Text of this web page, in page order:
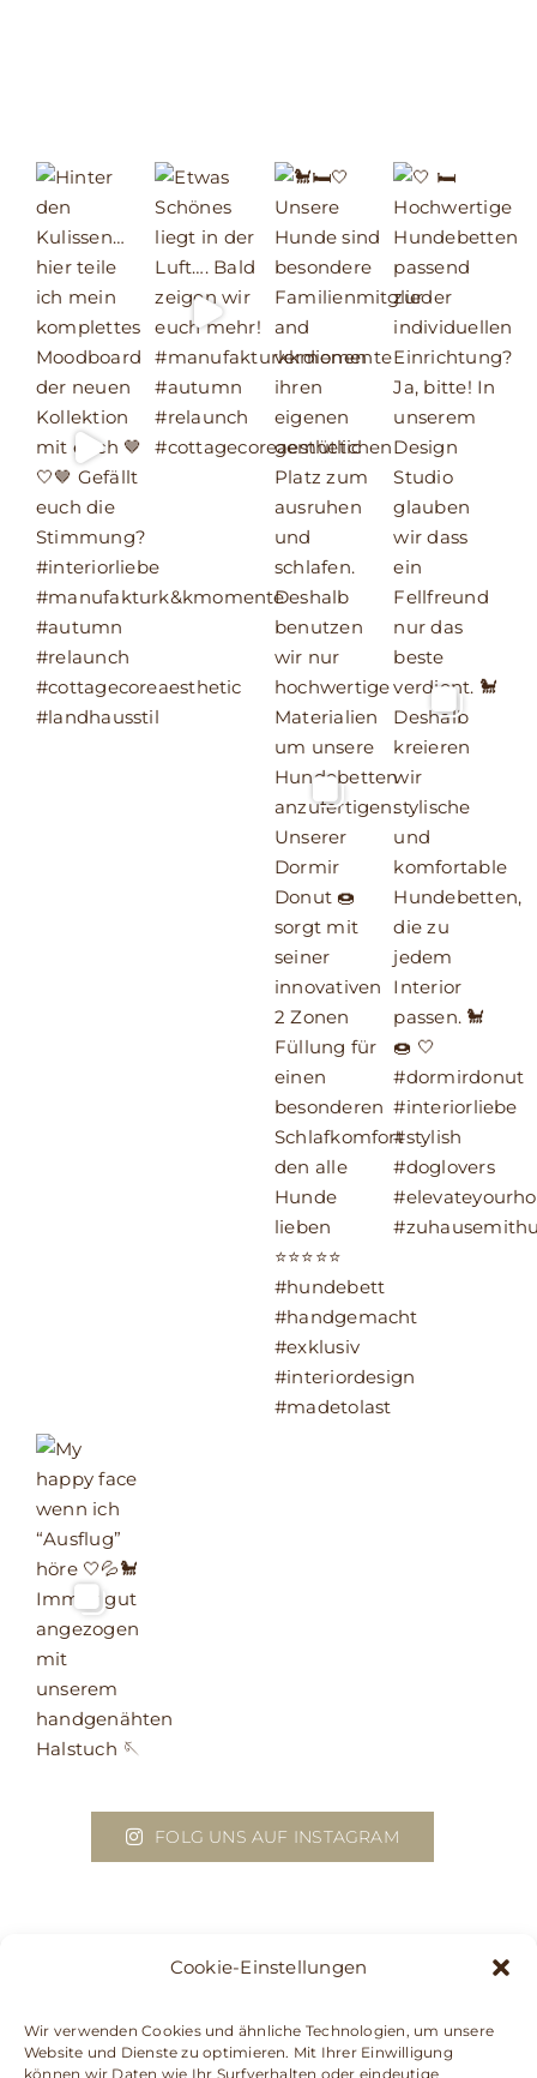
Cookie-Einstellungen
Wir verwenden Cookies und ähnliche Technologien, um unsere
Website und Dienste zu optimieren. Mit Ihrer Einwilligung
können wir Daten wie Ihr Surfverhalten oder eindeutige
FOLG UNS AUF INSTAGRAM